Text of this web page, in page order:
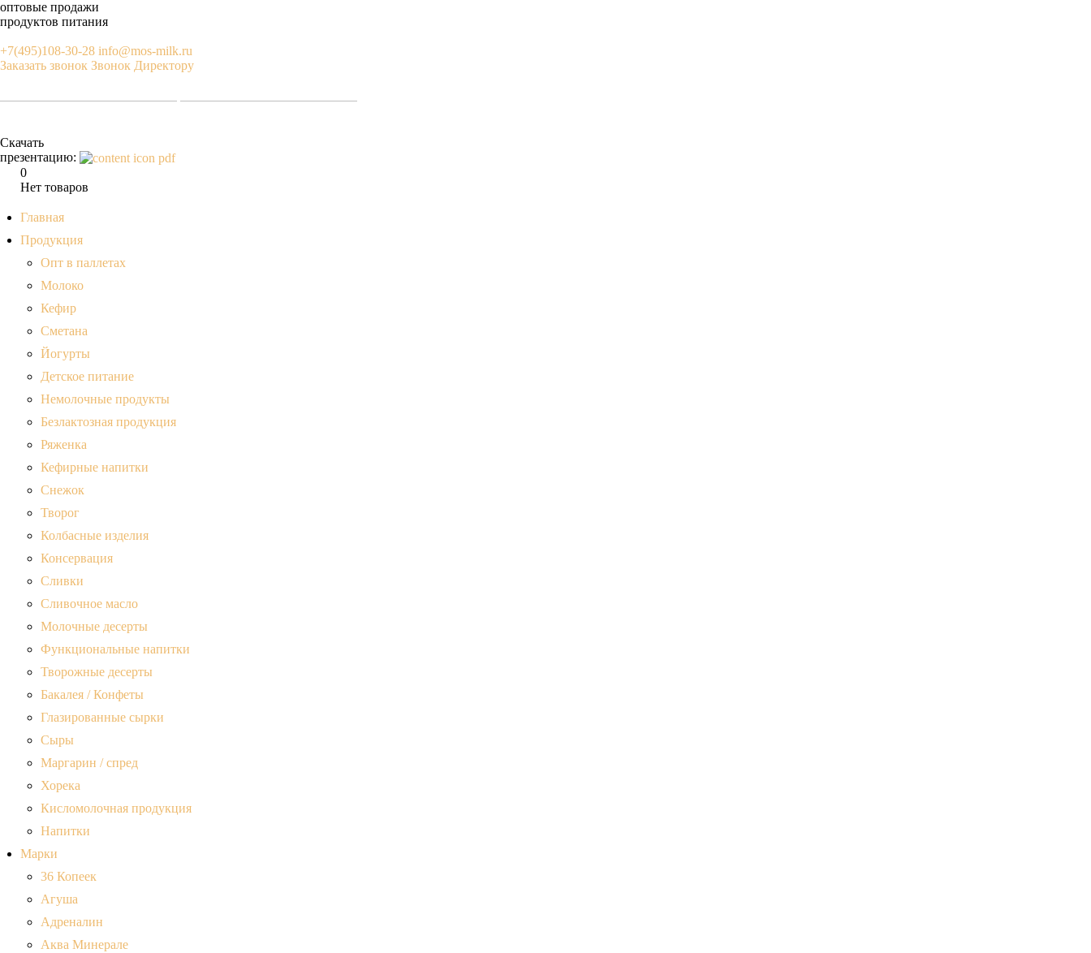
оптовые продажи
продуктов питания
+7(495)108-30-28 info@mos-milk.ru
Заказать звонок Звонок Директору
Скачать
презентацию:
0
Нет товаров
Главная
Продукция
Опт в паллетах
Молоко
Кефир
Сметана
Йогурты
Детское питание
Немолочные продукты
Безлактозная продукция
Ряженка
Кефирные напитки
Снежок
Творог
Колбасные изделия
Консервация
Сливки
Сливочное масло
Молочные десерты
Функциональные напитки
Творожные десерты
Бакалея / Конфеты
Глазированные сырки
Сыры
Маргарин / спред
Хорека
Кисломолочная продукция
Напитки
Марки
36 Копеек
Агуша
Адреналин
Аква Минерале